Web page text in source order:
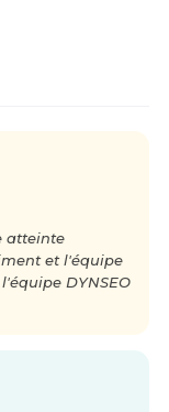
atteinte
et l'équipe
DYNSEO